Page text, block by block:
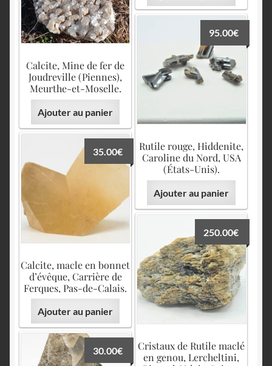
Calcite, Mine de fer de
Joudreville (Piennes),
Meurthe-et-Moselle.
Ajouter au panier
Rutile rouge, Hiddenite,
Caroline du Nord, USA
(États-Unis).
95.00€
Ajouter au panier
Calcite, macle en bonnet
d’évêque, Carrière de
Ferques, Pas-de-Calais.
35.00€
Ajouter au panier
Cristaux de Rutile maclé
en genou, Lercheltini,
250.00€
30.00€